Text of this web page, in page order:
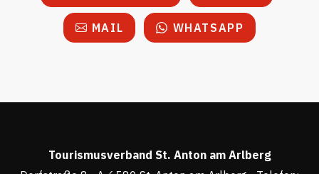
MAIL WHATSAPP
Tourismusverband St. Anton am Arlberg